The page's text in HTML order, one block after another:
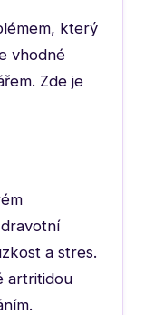
který
vhodné
Zde je
a stres.
artritidou